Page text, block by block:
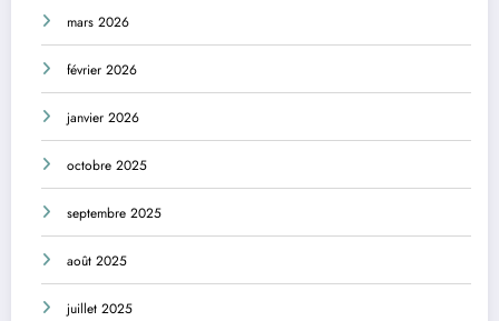
mars 2026
février 2026
janvier 2026
octobre 2025
septembre 2025
août 2025
juillet 2025